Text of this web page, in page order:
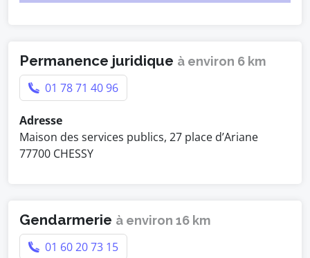
Permanence juridique à environ 6 km
01 78 71 40 96
Adresse
Maison des services publics, 27 place d’Ariane
77700 CHESSY
Gendarmerie à environ 16 km
01 60 20 73 15